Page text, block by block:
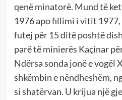
qenë minatorë. Mund të
1976 apo fillimi i vitit 1977,
futej për 15 ditë poshtë
parë të minierës Kaçinar
Ndërsa sonda jonë e vogël
shkëmbin e nëndheshëm,
si shatërvan. U krijua një